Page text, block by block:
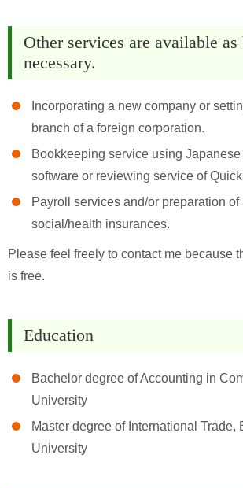
Other services are available
necessary.
Incorporating a new company or
branch of a foreign corporation.
Bookkeeping service using
software or reviewing service of
Payroll services and/or preparation
social/health insurances.
Please feel freely to contact me because
is free.
Education
Bachelor degree of Accounting in
University
Master degree of International Trade,
University